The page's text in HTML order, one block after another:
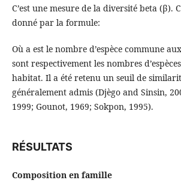
C’est une mesure de la diversité beta (β).
donné par la formule:
Où a est le nombre d’espèce commune
sont respectivement les nombres
habitat. Il a été retenu un seuil de
généralement admis (Djègo and Sinsin,
1999; Gounot, 1969; Sokpon, 1995).
RÉSULTATS
Composition en famille